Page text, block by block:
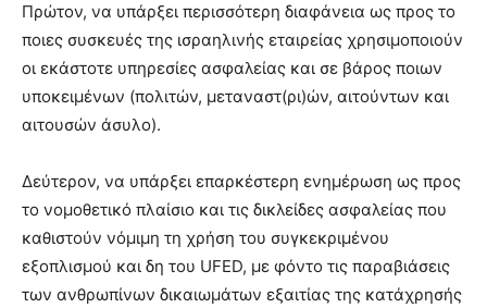
Πρώτον, να υπάρξει περισσότερη διαφάνεια ως προς το
ποιες συσκευές της ισραηλινής εταιρείας χρησιμοποιούν
οι εκάστοτε υπηρεσίες ασφαλείας και σε βάρος ποιων
υποκειμένων (πολιτών, μεταναστ(ρι)ών, αιτούντων και
αιτουσών άσυλο).
Δεύτερον, να υπάρξει επαρκέστερη ενημέρωση ως προς
το νομοθετικό πλαίσιο και τις δικλείδες ασφαλείας που
καθιστούν νόμιμη τη χρήση του συγκεκριμένου
εξοπλισμού και δη του UFED, με φόντο τις παραβιάσεις
των ανθρωπίνων δικαιωμάτων εξαιτίας της κατάχρησής